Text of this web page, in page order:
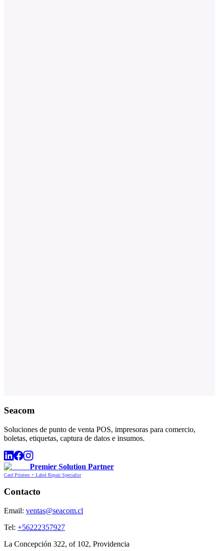
Seacom
Soluciones de punto de venta POS, impresoras para comercio,
boletas, etiquetas, captura de datos e insumos.
Premier Solution Partner
Card Printers + Label Repair Specialist
Contacto
Email: ventas@seacom.cl
Tel: +56222357927
La Concepción 322, of 102, Providencia